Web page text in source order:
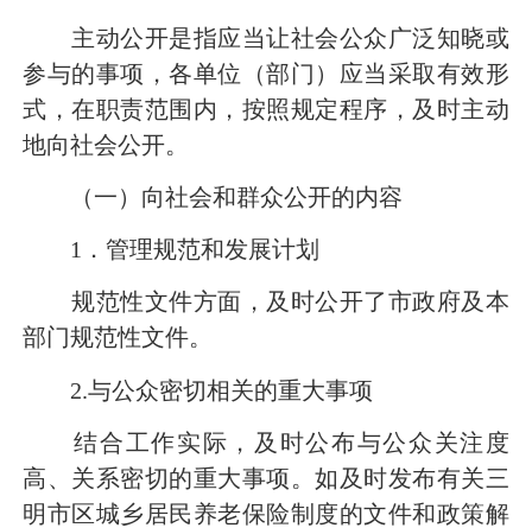
主动公开是指应当让社会公众广泛知晓或
参与的事项，各单位（部门）应当采取有效形
式，在职责范围内，按照规定程序，及时主动
地向社会公开。
（一）向社会和群众公开的内容
1 ．管理规范和发展计划
规范性文件方面，及时公开了市政府及本
部门规范性文件。
2.与公众密切相关的重大事项
结合工作实际，及时公布与公众关注度
高、关系密切的重大事项。如及时发布有关三
明市区城乡居民养老保险制度的文件和政策解